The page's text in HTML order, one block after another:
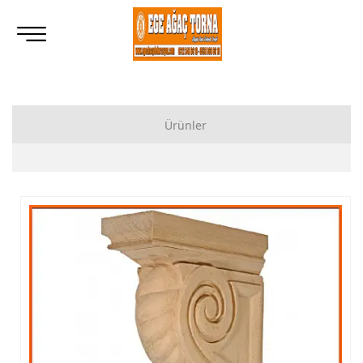
Ürünler
Tornalı Ahşap Ayak, Ahşap Topuz Ayak İmalatı, Modelleri
Ham Ahşap Göbekli Masa Ayak İmalatı, Modelleri
Ham Ahşap Yemek Masası İmalatı, Modelleri
Ham Ahşap Sandalye İmalatı, Modelleri
Ham Ahşap Zigon Sehpa İmalatı, Modelleri